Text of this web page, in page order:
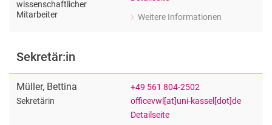
wissenschaftlicher
Mitarbeiter
Weitere Informationen
zu Dr. Stefan Büchele
Sekretär:in
Müller, Bettina
Sekretärin
+49 561 804-2502
officevwl[at]uni-kassel[dot]de
Detailseite